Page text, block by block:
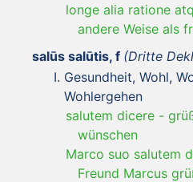
longe alia ratione
andere Weise als
salūs salūtis, f (Dritte
Gesundheit, Wohl,
Wohlergehen
salutem dicere -
wünschen
Marco suo salutem
Freund Marcus